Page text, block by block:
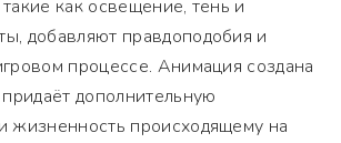
как освещение, тень и
добавляют правдоподобия и
процессе. Анимация создана
дополнительную
жизненность происходящему на